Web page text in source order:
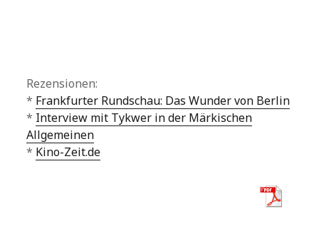
Rezensionen:
* Frankfurter Rundschau: Das Wunder von Berlin
* Interview mit Tykwer in der Märkischen
Allgemeinen
* Kino-Zeit.de